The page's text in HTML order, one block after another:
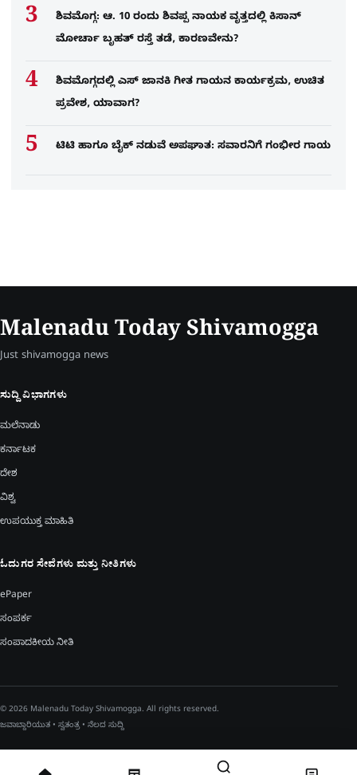
ಶಿವಮೊಗ್ಗ: ಆ. 10 ರಂದು ಶಿವಪ್ಪ ನಾಯಕ ವೃತ್ತದಲ್ಲಿ ಕಿಸಾನ್
ಮೋರ್ಚಾ ಬೃಹತ್ ರಸ್ತೆ ತಡೆ, ಕಾರಣವೇನು?
ಶಿವಮೊಗ್ಗದಲ್ಲಿ ಎಸ್​ ಜಾನಕಿ ಗೀತ ಗಾಯನ ಕಾರ್ಯಕ್ರಮ, ಉಚಿತ
ಪ್ರವೇಶ, ಯಾವಾಗ?
ಟಿಟಿ ಹಾಗೂ ಬೈಕ್ ನಡುವೆ ಅಪಘಾತ: ಸವಾರನಿಗೆ ಗಂಭೀರ ಗಾಯ
Malenadu Today Shivamogga
Just shivamogga news
ಸುದ್ದಿ ವಿಭಾಗಗಳು
ಮಲೆನಾಡು
ಕರ್ನಾಟಕ
ದೇಶ
ವಿಶ್ವ
ಉಪಯುಕ್ತ ಮಾಹಿತಿ
ಓದುಗರ ಸೇವೆಗಳು ಮತ್ತು ನೀತಿಗಳು
ePaper
ಸಂಪರ್ಕ
ಸಂಪಾದಕೀಯ ನೀತಿ
© 2026 Malenadu Today Shivamogga. All rights reserved.
ಜವಾಬ್ದಾರಿಯುತ • ಸ್ವತಂತ್ರ • ನೆಲದ ಸುದ್ದಿ